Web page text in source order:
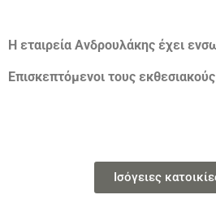
Η εταιρεία Ανδρουλάκης έχει
Επισκεπτόμενοι τους
Ισόγειες